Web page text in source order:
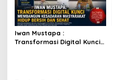
Iwan Mustapa :
Transformasi Digital Kunci